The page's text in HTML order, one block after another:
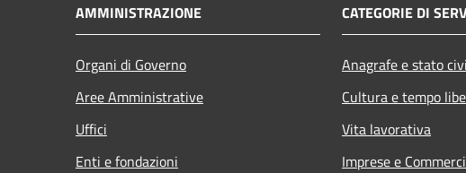
AMMINISTRAZIONE
Organi di Governo
Aree Amministrative
Uffici
Enti e fondazioni
CATEGORIE DI
Anagrafe e stato
Cultura e tempo
Vita lavorativa
Imprese e